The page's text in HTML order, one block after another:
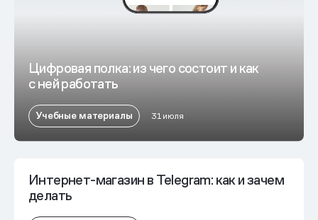
Цифровая полка: из чего состоит и как
с ней работать
Учебные материалы 31 июля
Интернет-магазин в Telegram: как и зачем
делать